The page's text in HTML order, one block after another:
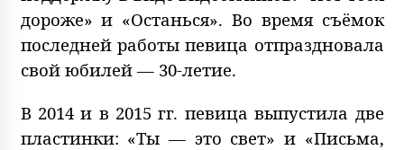
дороже» и «Останься». Во время съёмок
последней работы певица отпраздновала
свой юбилей — 30-летие.
В 2014 и в 2015 гг. певица выпустила две
пластинки: «Ты — это свет» и «Письма,